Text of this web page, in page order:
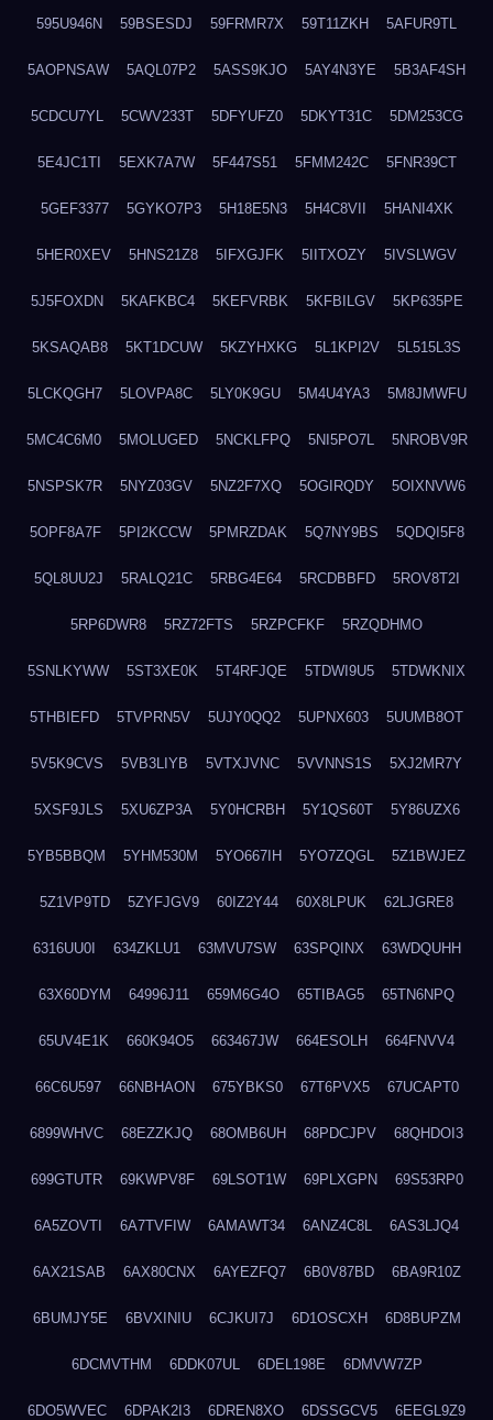
595U946N 59BSESDJ 59FRMR7X 59T11ZKH 5AFUR9TL
5AOPNSAW 5AQL07P2 5ASS9KJO 5AY4N3YE 5B3AF4SH
5CDCU7YL 5CWV233T 5DFYUFZ0 5DKYT31C 5DM253CG
5E4JC1TI 5EXK7A7W 5F447S51 5FMM242C 5FNR39CT
5GEF3377 5GYKO7P3 5H18E5N3 5H4C8VII 5HANI4XK
5HER0XEV 5HNS21Z8 5IFXGJFK 5IITXOZY 5IVSLWGV
5J5FOXDN 5KAFKBC4 5KEFVRBK 5KFBILGV 5KP635PE
5KSAQAB8 5KT1DCUW 5KZYHXKG 5L1KPI2V 5L515L3S
5LCKQGH7 5LOVPA8C 5LY0K9GU 5M4U4YA3 5M8JMWFU
5MC4C6M0 5MOLUGED 5NCKLFPQ 5NI5PO7L 5NROBV9R
5NSPSK7R 5NYZ03GV 5NZ2F7XQ 5OGIRQDY 5OIXNVW6
5OPF8A7F 5PI2KCCW 5PMRZDAK 5Q7NY9BS 5QDQI5F8
5QL8UU2J 5RALQ21C 5RBG4E64 5RCDBBFD 5ROV8T2I
5RP6DWR8 5RZ72FTS 5RZPCFKF 5RZQDHMO
5SNLKYWW 5ST3XE0K 5T4RFJQE 5TDWI9U5 5TDWKNIX
5THBIEFD 5TVPRN5V 5UJY0QQ2 5UPNX603 5UUMB8OT
5V5K9CVS 5VB3LIYB 5VTXJVNC 5VVNNS1S 5XJ2MR7Y
5XSF9JLS 5XU6ZP3A 5Y0HCRBH 5Y1QS60T 5Y86UZX6
5YB5BBQM 5YHM530M 5YO667IH 5YO7ZQGL 5Z1BWJEZ
5Z1VP9TD 5ZYFJGV9 60IZ2Y44 60X8LPUK 62LJGRE8
6316UU0I 634ZKLU1 63MVU7SW 63SPQINX 63WDQUHH
63X60DYM 64996J11 659M6G4O 65TIBAG5 65TN6NPQ
65UV4E1K 660K94O5 663467JW 664ESOLH 664FNVV4
66C6U597 66NBHAON 675YBKS0 67T6PVX5 67UCAPT0
6899WHVC 68EZZKJQ 68OMB6UH 68PDCJPV 68QHDOI3
699GTUTR 69KWPV8F 69LSOT1W 69PLXGPN 69S53RP0
6A5ZOVTI 6A7TVFIW 6AMAWT34 6ANZ4C8L 6AS3LJQ4
6AX21SAB 6AX80CNX 6AYEZFQ7 6B0V87BD 6BA9R10Z
6BUMJY5E 6BVXINIU 6CJKUI7J 6D1OSCXH 6D8BUPZM
6DCMVTHM 6DDK07UL 6DEL198E 6DMVW7ZP
6DO5WVEC 6DPAK2I3 6DREN8XO 6DSSGCV5 6EEGL9Z9